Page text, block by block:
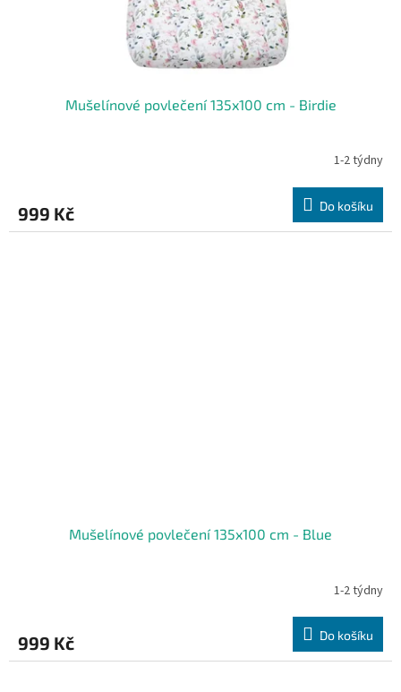
Mušelínové povlečení 135x100 cm - Birdie
1-2 týdny
999 Kč Do košíku
Mušelínové povlečení 135x100 cm - Blue
1-2 týdny
999 Kč Do košíku